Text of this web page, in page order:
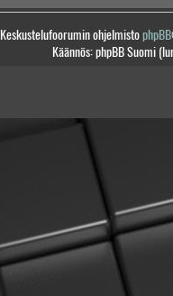
Keskustelufoorumin ohjelmistophpBB
Käännös: phpBB Suomi